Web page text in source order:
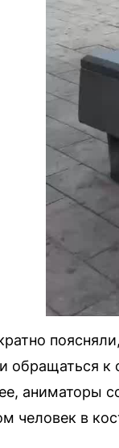
обращаться к
аниматоры
человек в